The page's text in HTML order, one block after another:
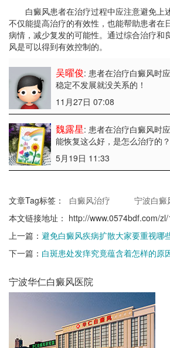
白癜风患者在治疗过程中应注意避免上
不仅能提高治疗的有效性，也能帮助患者在
病情，减少复发的可能性。通过综合治疗和
风是可以得到有效控制的。
吴曜俊: 患者在治疗白癜风时
稳定不发展就没关系的！
11月27日 07:08
魏露星: 患者在治疗白癜风时
能恢复这么好，是怎么治疗的？
5月19日 11:33
文章Tag标签： 白癜风治疗
宁波白癜
本文链接地址： http://www.0574bdf.com/
上一篇： 避免白癜风疾病扩散大家要重视哪
下一篇： 白斑患处发痒究竟蕴含着怎样的原
宁波华仁白癜风医院